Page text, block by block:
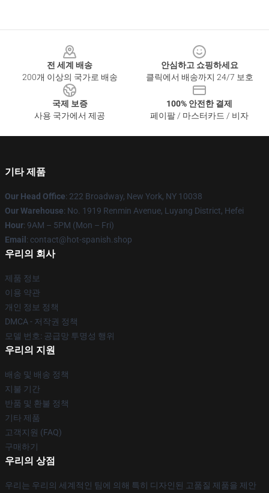
전 세계 배송
200개 이상의 국가로 배송
안심하고 쇼핑하세요
클릭에서 배송까지 24/7 보호
국제 보증
사용 국가에서 제공
100% 안전한 결제
페이팔 / 마스터카드 / 비자
기타 제품
Our Head Office: 222 Broadway, New York, NY 10038
Our Warehouse: No. 1919 Renmin Avenue, Luyang District, Hefei
Hour: 9AM – 5PM (Mon – Fri)
Email : contact@hot-spanish.shop
우리의 회사
제품 정보
이용 약관
개인 정보 정책
DMCA - 저작권 정책
모델 번호: 공급망 투명성 행위
우리의 지원
배송 및 배송 정책
지불 기간
반품 및 환불 정책
기타 제품
고객지원 (FAQ)
구매하기
우리의 상점
우리는 우리의 세계적인 팀에 의해 특히 디자인된 고품질 제품을 제안